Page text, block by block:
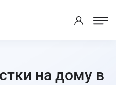
на дому в